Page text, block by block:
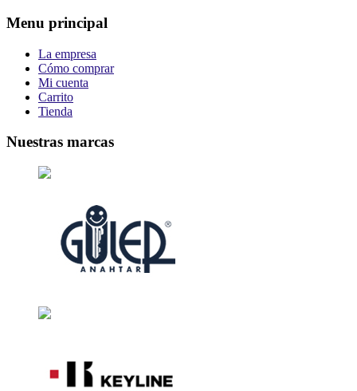
Menu principal
La empresa
Cómo comprar
Mi cuenta
Carrito
Tienda
Nuestras marcas